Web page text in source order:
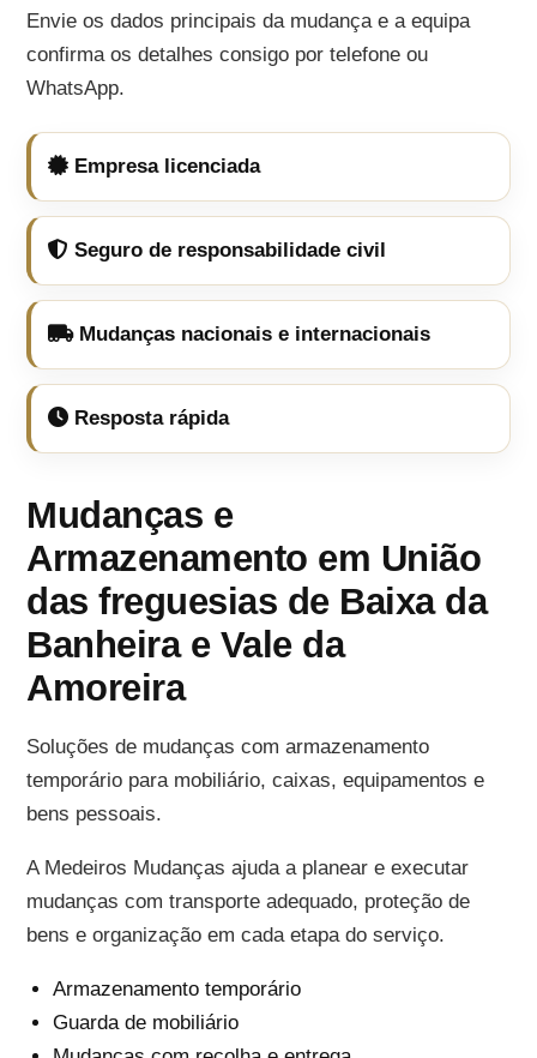
Envie os dados principais da mudança e a equipa
confirma os detalhes consigo por telefone ou
WhatsApp.
Empresa licenciada
Seguro de responsabilidade civil
Mudanças nacionais e internacionais
Resposta rápida
Mudanças e
Armazenamento em União
das freguesias de Baixa da
Banheira e Vale da
Amoreira
Soluções de mudanças com armazenamento
temporário para mobiliário, caixas, equipamentos e
bens pessoais.
A Medeiros Mudanças ajuda a planear e executar
mudanças com transporte adequado, proteção de
bens e organização em cada etapa do serviço.
Armazenamento temporário
Guarda de mobiliário